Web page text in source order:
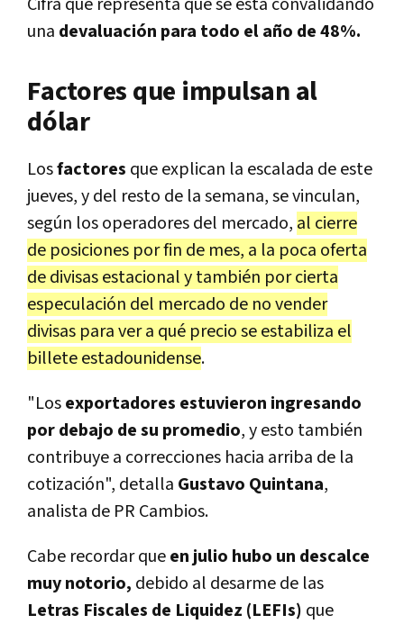
una devaluación para todo el año de 48%.
Factores que impulsan al
dólar
Losfactores que explican la escalada de este
jueves, y del resto de la semana, se vinculan,
según los operadores del mercado, al cierre
de posiciones por fin de mes, a la poca oferta
de divisas estacional y también por cierta
especulación del mercado de no vender
divisas para ver a qué precio se estabiliza el
billete estadounidense.
"Losexportadores estuvieron ingresando
por debajo de su promedio, y esto también
contribuye a correcciones hacia arriba de la
cotización", detalla Gustavo Quintana,
analista de PR Cambios.
Cabe recordar queen julio hubo un descalce
muy notorio, debido al desarme de las
Letras Fiscales de Liquidez (LEFIs) que